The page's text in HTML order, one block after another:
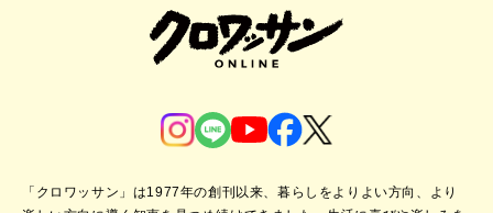
「クロワッサン」は1977年の創刊以来、暮らしをよりよい方向、より